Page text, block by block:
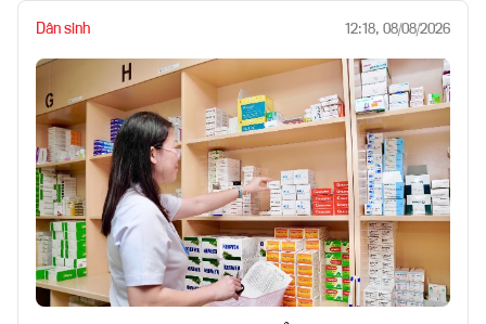
Dân sinh 12:18, 08/08/2026